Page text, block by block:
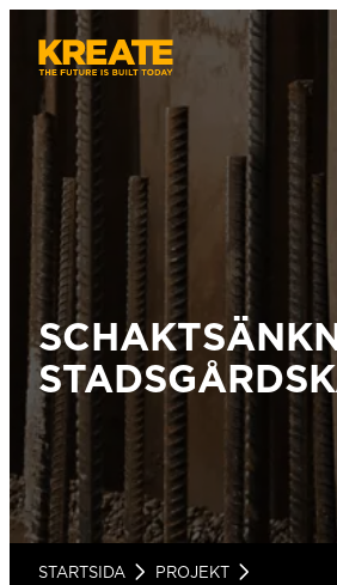
innehåll
Kreate Sverige
STARTSIDA
PROJEKT